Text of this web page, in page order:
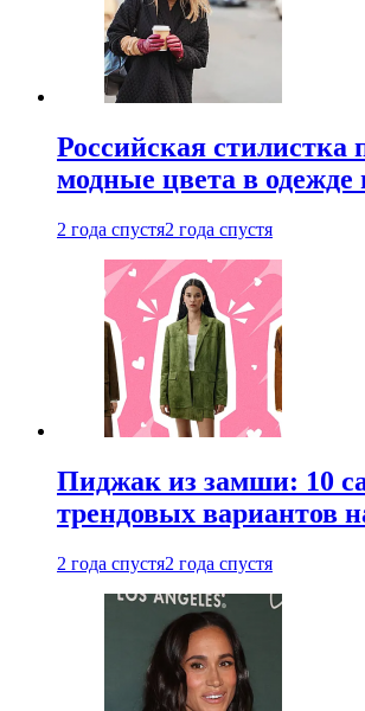
Российская стилистка
модные цвета в одежде
2 года спустя2 года спустя
Пиджак из замши: 10
трендовых вариантов
2 года спустя2 года спустя